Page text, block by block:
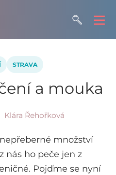
STRAVA
a mouka
Klára Řehořková
množství
nás ho peče jen z
Pojďme se nyní